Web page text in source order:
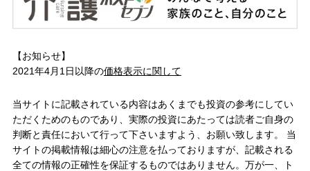
【お知らせ】
2021年4月1日以降の価格表示に関して
当サイトに記載されている内容はあくまでも投資の参考にしてい
ただくためのものであり、実際の投資にあたっては読者ご自身の
判断と責任において行って下さいますよう、お願い致します。 当
サイトの掲載情報は細心の注意を払っておりますが、記載される
全ての情報の正確性を保証するものではありません。万が一、ト